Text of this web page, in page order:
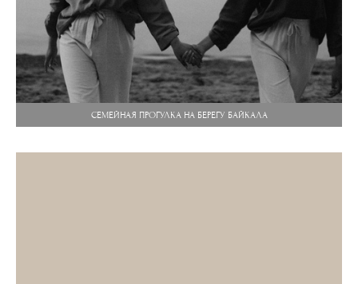
СЕМЕЙНАЯ ПРОГУЛКА НА БЕРЕГУ БАЙКАЛА